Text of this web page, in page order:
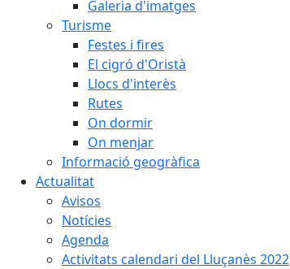
Galeria d'imatges
Turisme
Festes i fires
El cigró d'Oristà
Llocs d'interès
Rutes
On dormir
On menjar
Informació geogràfica
Actualitat
Avisos
Notícies
Agenda
Activitats calendari del Lluçanès 2022